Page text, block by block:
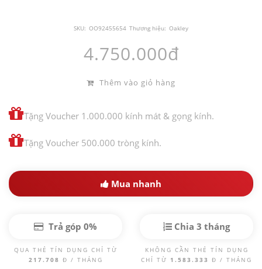
SKU: OO92455654 Thương hiệu: Oakley
4.750.000đ
Thêm vào giỏ hàng
Tặng Voucher 1.000.000 kính mát & gọng kính.
Tặng Voucher 500.000 tròng kính.
Mua nhanh
Trả góp 0%
QUA THẺ TÍN DỤNG CHỈ TỪ
217.708 Đ / THÁNG
Chia 3 tháng
KHÔNG CẦN THẺ TÍN DỤNG
CHỈ TỪ 1.583.333 Đ / THÁNG